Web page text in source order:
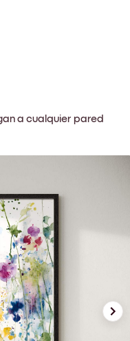
a cualquier pared